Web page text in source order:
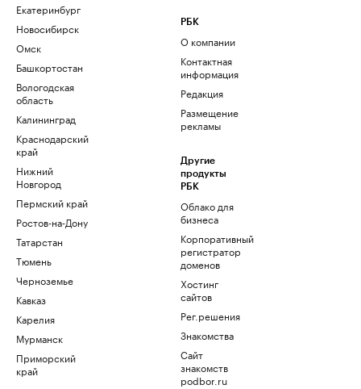
Екатеринбург
Новосибирск
Омск
Башкортостан
Вологодская
область
Калининград
Краснодарский
край
Нижний
Новгород
Пермский край
Ростов-на-Дону
Татарстан
Тюмень
Черноземье
Кавказ
Карелия
Мурманск
Приморский
край
РБК
О компании
Контактная
информация
Редакция
Размещение
рекламы
Другие
продукты
РБК
Облако для
бизнеса
Корпоративный
регистратор
доменов
Хостинг
сайтов
Рег.решения
Знакомства
Сайт
знакомств
podbor.ru